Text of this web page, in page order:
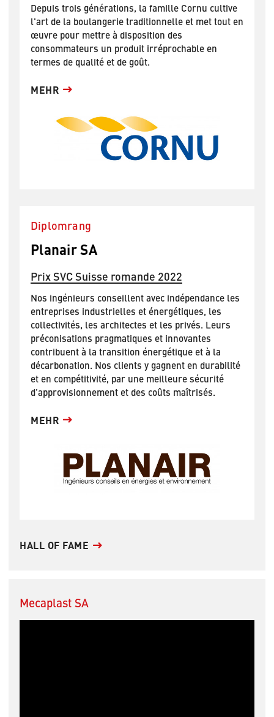
Depuis trois générations, la famille Cornu cultive
l'art de la boulangerie traditionnelle et met tout en
œuvre pour mettre à disposition des
consommateurs un produit irréprochable en
termes de qualité et de goût.
MEHR
Diplomrang
Planair SA
Prix SVC Suisse romande 2022
Nos ingénieurs conseillent avec indépendance les
entreprises industrielles et énergétiques, les
collectivités, les architectes et les privés. Leurs
préconisations pragmatiques et innovantes
contribuent à la transition énergétique et à la
décarbonation. Nos clients y gagnent en durabilité
et en compétitivité, par une meilleure sécurité
d’approvisionnement et des coûts maîtrisés.
MEHR
HALL OF FAME
Mecaplast SA